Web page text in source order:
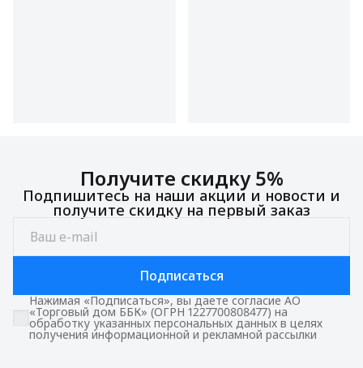
Получите скидку 5%
Подпишитесь на наши акции и новости и
получите скидку на первый заказ
Подписаться
Нажимая «Подписаться», вы даете согласие АО
«Торговый дом ББК» (ОГРН 1227700808477) на
обработку указанных персональных данных в целях
получения информационной и рекламной рассылки